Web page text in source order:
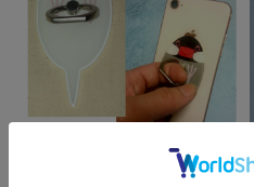
【まぢかるどりぃまぁ】スマフ